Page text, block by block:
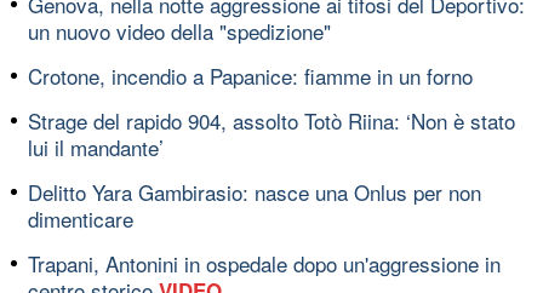
un nuovo video della "spedizione"
Crotone, incendio a Papanice: fiamme in un forno
Strage del rapido 904, assolto Totò Riina: ‘Non è stato
lui il mandante’
Delitto Yara Gambirasio: nasce una Onlus per non
dimenticare
Trapani, Antonini in ospedale dopo un'aggressione in